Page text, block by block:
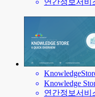
Knowledge
연간정보서비